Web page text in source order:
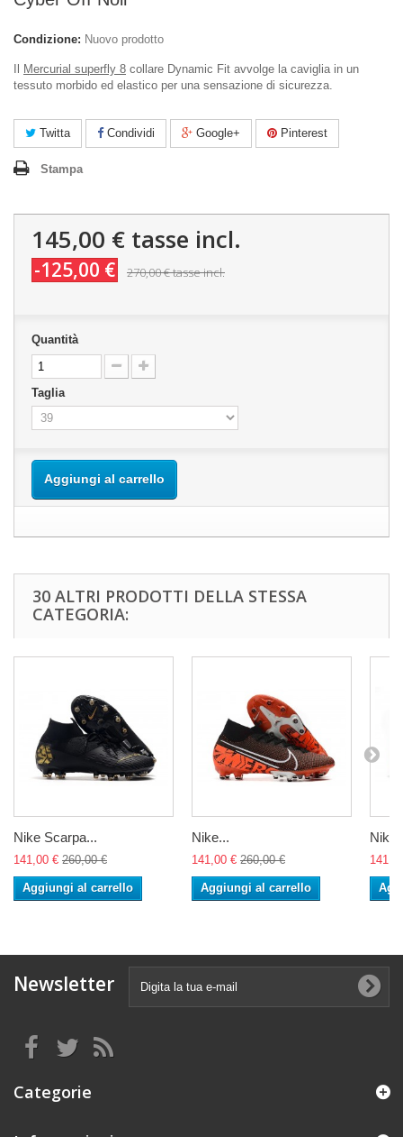
Condizione: Nuovo prodotto
Mercurial superfly 8 collare Dynamic Fit avvolge la caviglia in un
tessuto morbido ed elastico per una sensazione di sicurezza.
Twitta Condividi Google+ Pinterest
Stampa
145,00 € tasse incl.
-125,00 € 270,00 €tasse incl.
Quantità
Taglia
Aggiungi al carrello
30 ALTRI PRODOTTI DELLA STESSA
CATEGORIA:
Nike Scarpa...
141,00 € 260,00 €
Aggiungi al carrello
Nike...
141,00 € 260,00 €
Aggiungi al carrello
Newsletter
Categorie